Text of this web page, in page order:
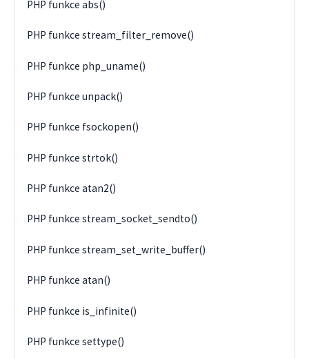
PHP funkce abs()
PHP funkce stream_filter_remove()
PHP funkce php_uname()
PHP funkce unpack()
PHP funkce fsockopen()
PHP funkce strtok()
PHP funkce atan2()
PHP funkce stream_socket_sendto()
PHP funkce stream_set_write_buffer()
PHP funkce atan()
PHP funkce is_infinite()
PHP funkce settype()